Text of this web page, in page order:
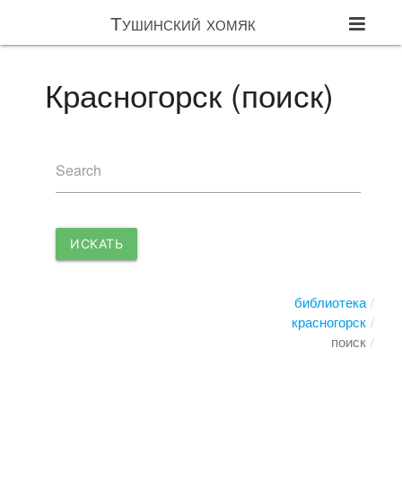
Тушинский хомяк
Красногорск (поиск)
Search
ИСКАТЬ
библиотека
красногорск
поиск